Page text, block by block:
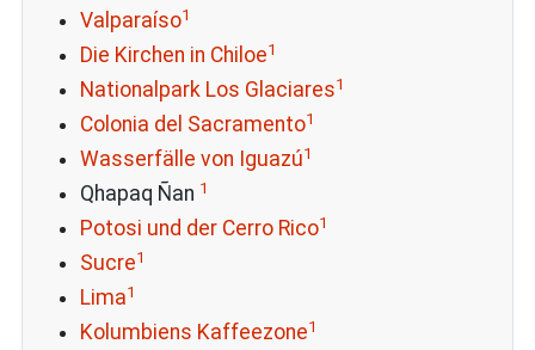
Valparaíso1
Die Kirchen in Chiloe1
Nationalpark Los Glaciares1
Colonia del Sacramento1
Wasserfälle von Iguazú1
Qhapaq Ñan 1
Potosi und der Cerro Rico1
Sucre1
Lima1
Kolumbiens Kaffeezone1